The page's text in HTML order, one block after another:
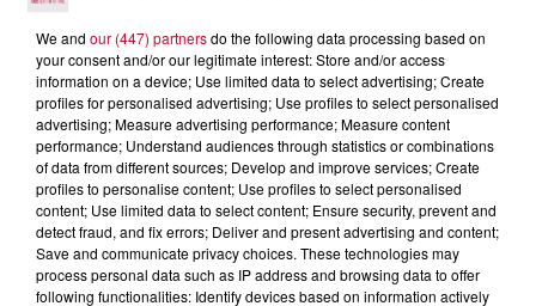
3 août 2026
SOIRÉE DJ PLAYA
We and our (447) partnersdo the following data processing based on
your consent and/or our legitimate interest: Store and/or access
information on a device; Use limited data to select advertising; Create
profiles for personalised advertising; Use profiles to select personalised
advertising; Measure advertising performance; Measure content
performance; Understand audiences through statistics or combinations
of data from different sources; Develop and improve services; Create
profiles to personalise content; Use profiles to select personalised
content; Use limited data to select content; Ensure security, prevent and
detect fraud, and fix errors; Deliver and present advertising and content;
Save and communicate privacy choices. These technologies may
process personal data such as IP address and browsing data to offer
following functionalities: Identify devices based on information actively